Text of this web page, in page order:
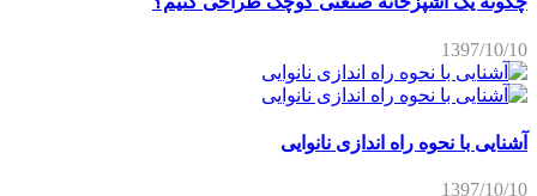
1397/10/10
آشنایی با نحوه راه اندازی نانوایی
1397/10/10